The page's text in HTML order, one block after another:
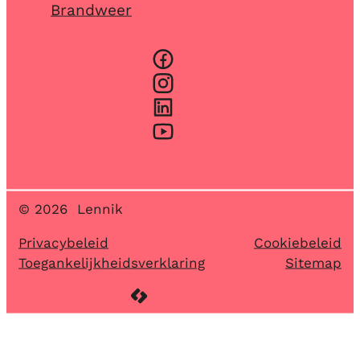
Brandweer
© 2026 Lennik
Privacybeleid
Cookiebeleid
Toegankelijkheidsverklaring
Sitemap